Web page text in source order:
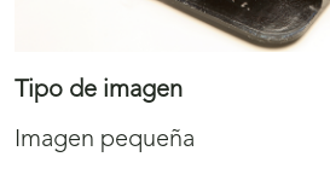
Tipo de imagen
Imagen pequeña